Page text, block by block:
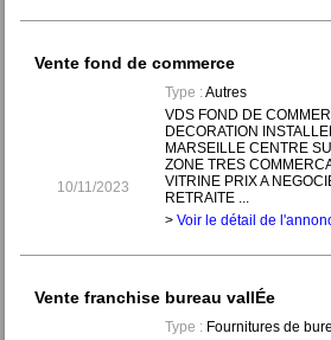
Vente fond de commerce
10/11/2023
Type :Autres
VDS FOND DE
DECORATION
MARSEILLE CENTRE
ZONE TRES
VITRINE PRIX A
RETRAITE ...
> Voir le détail de
Vente franchise bureau vallÉe
Type :Fournitures de